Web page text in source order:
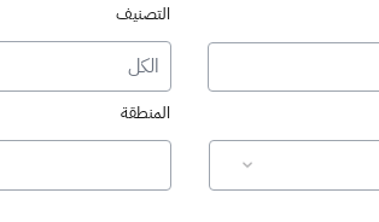
التصنيف
الكل
المنطقة